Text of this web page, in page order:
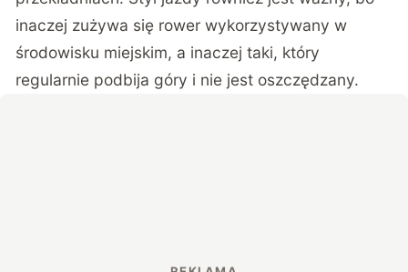
inaczej zużywa się rower wykorzystywany w
środowisku miejskim, a inaczej taki, który
regularnie podbija góry i nie jest oszczędzany.